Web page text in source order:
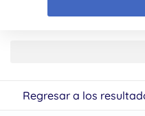
Regresar a los